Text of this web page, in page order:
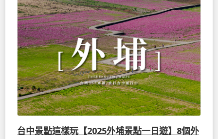
台中景點這樣玩【2025外埔景點一日遊】8個外